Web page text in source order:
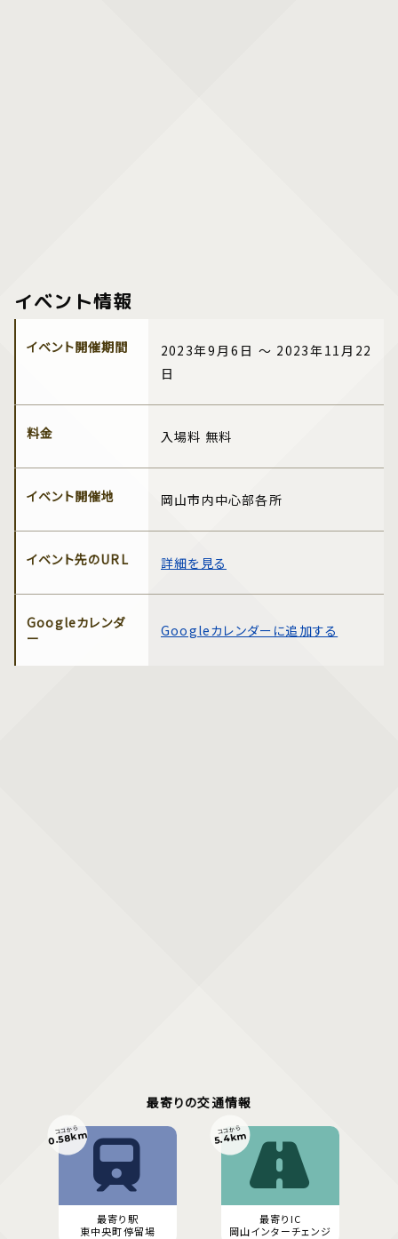
イベント情報
イベント開催期間
2023年9月6日 ～ 2023年11月22
日
料金 入場料 無料
イベント開催地 岡山市内中心部各所
イベント先のURL 詳細を見る
Googleカレンダ
ー
Googleカレンダーに追加する
最寄りの交通情報
最寄り駅
東中央町停留場
ココから
0.58km
最寄りIC
岡山インターチェンジ
ココから
5.4km